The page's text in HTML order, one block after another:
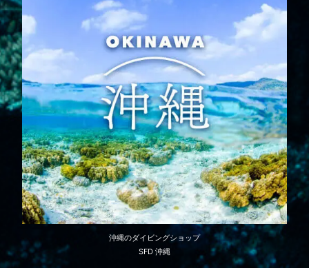
沖縄のダイビングショップ
SFD 沖縄